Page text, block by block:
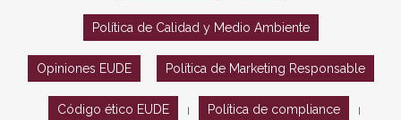
Política de Calidad y Medio Ambiente
Opiniones EUDE Política de Marketing Responsable
Código ético EUDE Política de compliance